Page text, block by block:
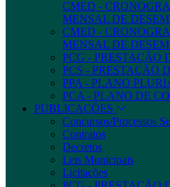
CMED -
MENSAL DE
CMED -
MENSAL DE
PCG - PRESTAÇÃO
PCS - PRESTAÇÃO
PPA - PLANO
PCA - PLANO DE
PUBLICAÇÕES
Concursos/Processos
Contratos
Decretos
Leis Municipais
Licitações